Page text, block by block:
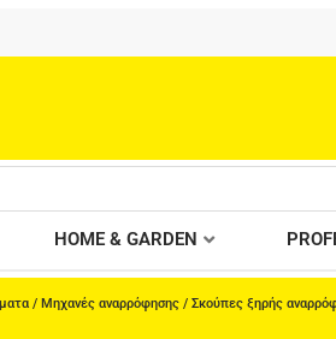
HOME & GARDEN
/ Μηχανές αναρρόφησης / Σκούπες ξηρής